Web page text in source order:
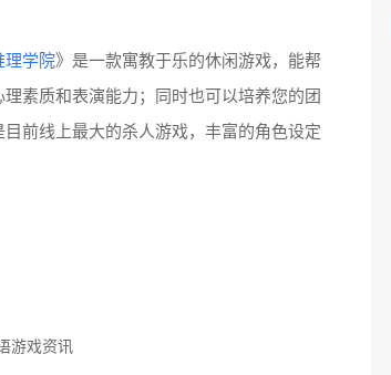
理学院》是一款寓教于乐的休闲游戏，能帮
素质和表演能力；同时也可以培养您的团
前线上最大的杀人游戏，丰富的角色设定